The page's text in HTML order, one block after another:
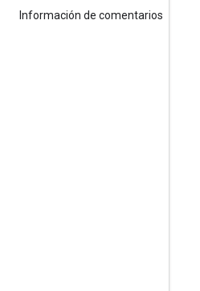
Información de comentarios